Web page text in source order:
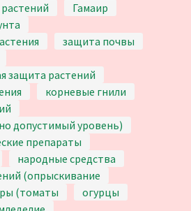
Гамаир
защита почвы
защита растений
корневые гнили
допустимый уровень)
препараты
народные средства
(опрыскивание
(томаты
огурцы